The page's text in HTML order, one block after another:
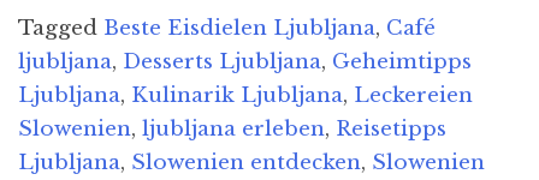
Tagged Beste Eisdielen Ljubljana, Café
ljubljana, Desserts Ljubljana, Geheimtipps
Ljubljana, Kulinarik Ljubljana, Leckereien
Slowenien, ljubljana erleben, Reisetipps
Ljubljana, Slowenien entdecken, Slowenien